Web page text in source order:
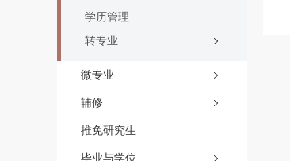
学历管理
转专业
微专业
辅修
推免研究生
毕业与学位